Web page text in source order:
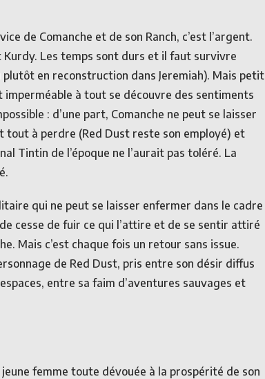
de Comanche et de son Ranch, c’est l’argent.
Kurdy. Les temps sont durs et il faut survivre
en reconstruction dans Jeremiah). Mais petit
à tout se découvre des sentiments
: d’une part, Comanche ne peut se laisser
à perdre (Red Dust reste son employé) et
Tintin de l’époque ne l’aurait pas toléré. La
qui ne peut se laisser enfermer dans le cadre
cesse de fuir ce qui l’attire et de se sentir attiré
Mais c’est chaque fois un retour sans issue.
de Red Dust, pris entre son désir diffus
entre sa faim d’aventures sauvages et
jeune femme toute dévouée à la prospérité de son